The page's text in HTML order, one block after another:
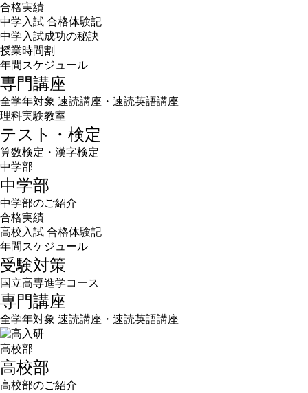
合格実績
中学入試 合格体験記
中学入試成功の秘訣
授業時間割
年間スケジュール
専門講座
全学年対象 速読講座・速読英語講座
理科実験教室
テスト・検定
算数検定・漢字検定
中学部
中学部
中学部のご紹介
合格実績
高校入試 合格体験記
年間スケジュール
受験対策
国立高専進学コース
専門講座
全学年対象 速読講座・速読英語講座
高校部
高校部
高校部のご紹介